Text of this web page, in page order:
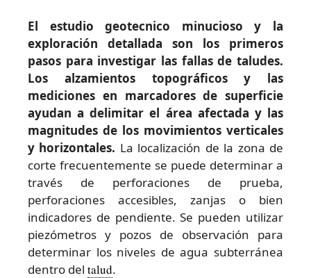
El estudio geotecnico minucioso y la
exploración detallada son los primeros
pasos para investigar las fallas de taludes.
Los alzamientos topográficos y las
mediciones en marcadores de superficie
ayudan a delimitar el área afectada y las
magnitudes de los movimientos verticales
y horizontales. La localización de la zona de
corte frecuentemente se puede determinar a
través de perforaciones de prueba,
perforaciones accesibles, zanjas o bien
indicadores de pendiente. Se pueden utilizar
piezómetros y pozos de observación para
determinar los niveles de agua subterránea
dentro del talud.